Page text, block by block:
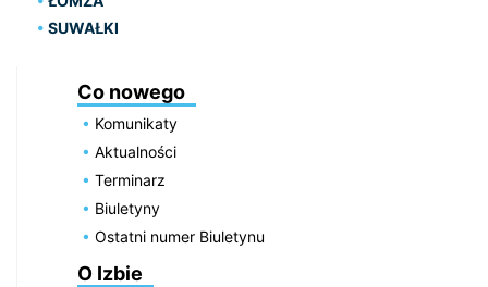
SUWAŁKI
Co nowego
Komunikaty
Aktualności
Terminarz
Biuletyny
Ostatni numer Biuletynu
O Izbie